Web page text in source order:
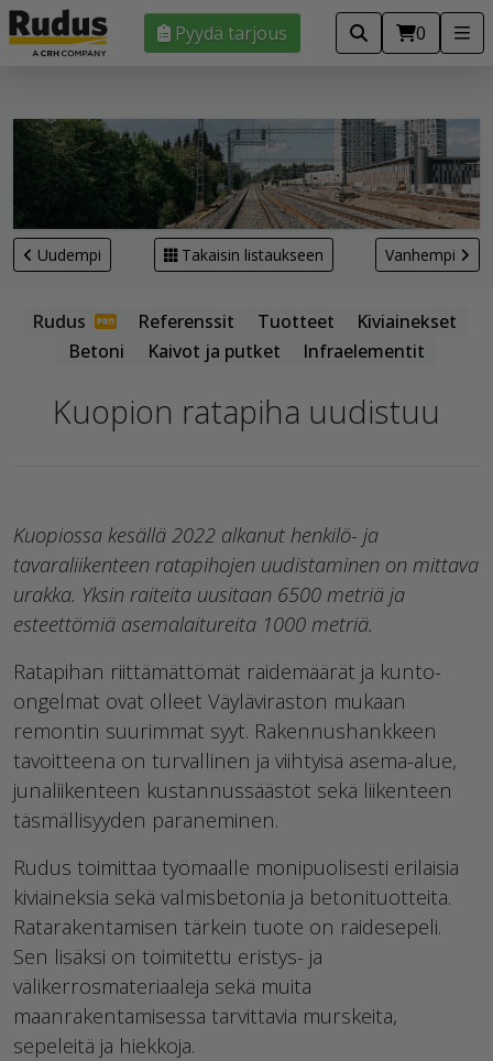
Pyydä tarjous 0
Uudempi Takaisin listaukseen Vanhempi
Referenssit Tuotteet
Kiviainekset
Betoni
Kaivot ja putket Infraelementit
Kuopion ratapiha uudistuu
Kuopiossa kesällä 2022 alkanut henkilö- ja
tavaraliikenteen ratapihojen uudistaminen on mittava
urakka. Yksin raiteita uusitaan 6500 metriä ja
esteettömiä asemalaitureita 1000 metriä.
Ratapihan riittämättömät raidemäärät ja kunto-
ongelmat ovat olleet Väyläviraston mukaan
remontin suurimmat syyt. Rakennushankkeen
tavoitteena on turvallinen ja viihtyisä asema-alue,
junaliikenteen kustannussäästöt sekä liikenteen
täsmällisyyden paraneminen.
Rudus toimittaa työmaalle monipuolisesti erilaisia
kiviaineksia sekä valmisbetonia ja betonituotteita.
Ratarakentamisen tärkein tuote on raidesepeli.
Sen lisäksi on toimitettu eristys- ja
välikerrosmateriaaleja sekä muita
maanrakentamisessa tarvittavia murskeita,
sepeleitä ja hiekkoja.